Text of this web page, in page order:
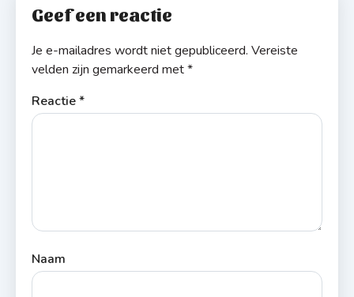
Geef een reactie
Je e-mailadres wordt niet gepubliceerd. Vereiste
velden zijn gemarkeerd met*
Reactie*
Naam